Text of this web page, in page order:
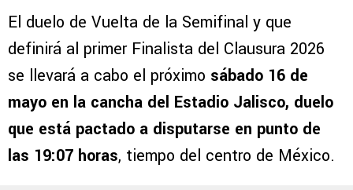
El duelo de Vuelta de la Semifinal y que
definirá al primer Finalista del Clausura 2026
se llevará a cabo el próximo sábado 16 de
mayo en la cancha del Estadio Jalisco, duelo
que está pactado a disputarse en punto de
las 19:07 horas, tiempo del centro de México.